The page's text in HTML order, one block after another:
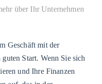
über Ihr Unternehmen
Geschäft mit der
Start. Wenn Sie sich
und Ihre Finanzen